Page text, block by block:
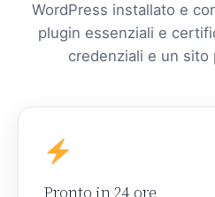
WordPress installato e
plugin essenziali e
credenziali e un sito
Pronto in 24 ore